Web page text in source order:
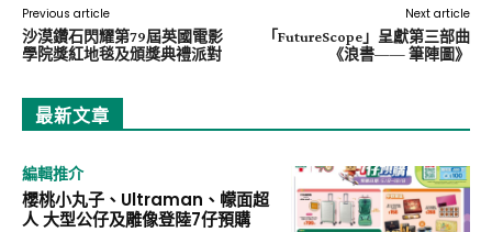
Previous article
沙漠鑽石閃耀第79屆英國電影
學院獎紅地毯及頒獎典禮派對
Next article
「FutureScope」呈獻第三部曲
《浪書—— 筆陣圖》
最新文章
編輯推介
櫻桃小丸子、Ultraman、幪面超
人 大型公仔及雕像登陸7仔預購